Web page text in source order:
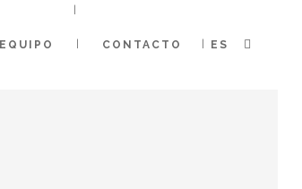
EQUIPO CONTACTO ES